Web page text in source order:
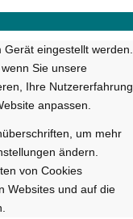
eingestellt werden.
Sie unsere
Ihre Nutzererfahrung
anpassen.
um mehr
ändern.
von Cookies
Websites und auf die